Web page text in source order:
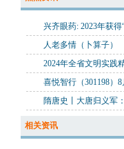
人老多情（卜算子）
相关资讯